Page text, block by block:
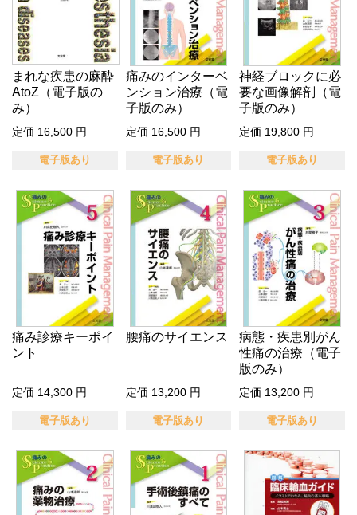
まれな疾患の麻酔
AtoZ（電子版の
み）
定価 16,500 円
電子版あり
痛みのインターベ
ンション治療（電
子版のみ）
定価 16,500 円
電子版あり
神経ブロックに必
要な画像解剖（電
子版のみ）
定価 19,800 円
電子版あり
痛み診療キーポイ
ント
定価 14,300 円
電子版あり
腰痛のサイエンス
定価 13,200 円
電子版あり
病態・疾患別がん
性痛の治療（電子
版のみ）
定価 13,200 円
電子版あり